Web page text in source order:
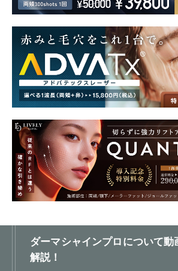
ダーマシャインプロについて動
解説！